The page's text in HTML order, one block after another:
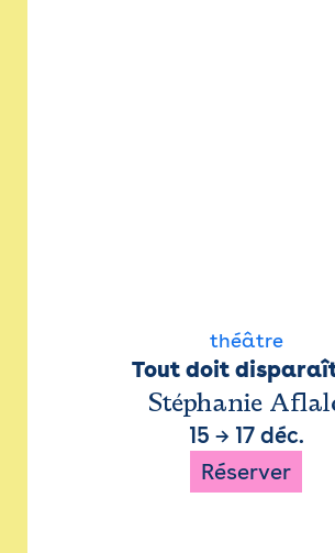
théâtre
Tout doit
Stéphanie
15 → 17 déc.
Réserver